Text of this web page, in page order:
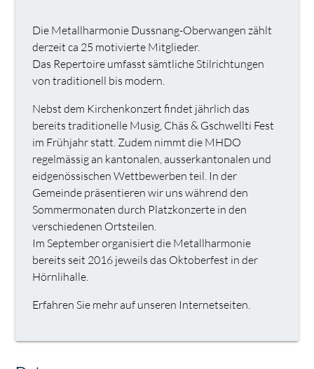
Die Metallharmonie Dussnang-Oberwangen zählt
derzeit ca 25 motivierte Mitglieder.
Das Repertoire umfasst sämtliche Stilrichtungen
von traditionell bis modern.
Nebst dem Kirchenkonzert findet jährlich das
bereits traditionelle Musig, Chäs & Gschwellti Fest
im Frühjahr statt. Zudem nimmt die MHDO
regelmässig an kantonalen, ausserkantonalen und
eidgenössischen Wettbewerben teil. In der
Gemeinde präsentieren wir uns während den
Sommermonaten durch Platzkonzerte in den
verschiedenen Ortsteilen.
Im September organisiert die Metallharmonie
bereits seit 2016 jeweils das Oktoberfest in der
Hörnlihalle.
Erfahren Sie mehr auf unseren Internetseiten.